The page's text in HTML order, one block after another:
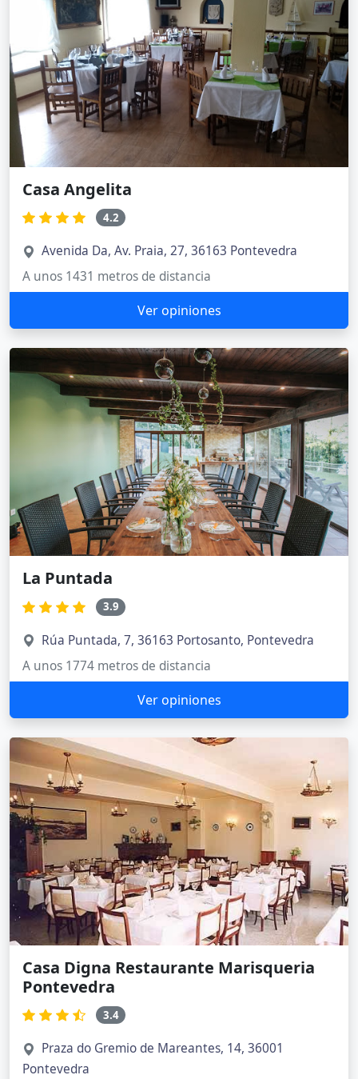
Casa Angelita
4.2
Avenida Da, Av. Praia, 27, 36163 Pontevedra
A unos 1431 metros de distancia
Ver opiniones
La Puntada
3.9
Rúa Puntada, 7, 36163 Portosanto, Pontevedra
A unos 1774 metros de distancia
Ver opiniones
Casa Digna Restaurante Marisqueria
Pontevedra
3.4
Praza do Gremio de Mareantes, 14, 36001
Pontevedra